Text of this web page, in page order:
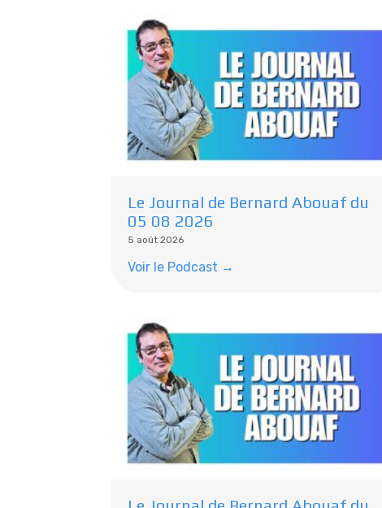
Le Journal de Bernard Abouaf du
05 08 2026
5 août 2026
Voir le Podcast →